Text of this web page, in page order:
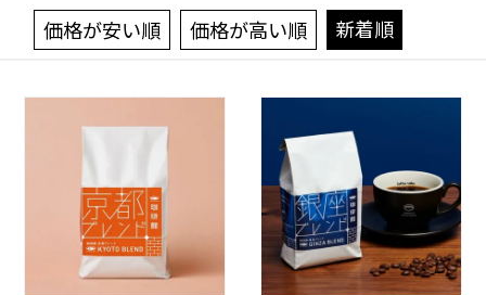
価格が安い順 価格が高い順 新着順